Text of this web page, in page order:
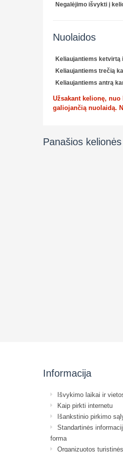
Negalėjimo išvykti į
Nuolaidos
Keliaujantiems ketvirtą
Keliaujantiems trečią
Keliaujantiems antrą
Užsakant kelionę,
galiojančią nuolaidą.
Panašios kelionės
Informacija
Išvykimo laikai ir
Kaip pirkti internetu
Išankstinio pirkimo
Standartinės
forma
Organizuotos